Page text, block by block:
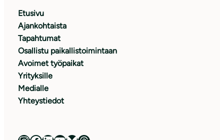
Etusivu
Ajankohtaista
Tapahtumat
Osallistu paikallistoimintaan
Avoimet työpaikat
Yrityksille
Medialle
Yhteystiedot